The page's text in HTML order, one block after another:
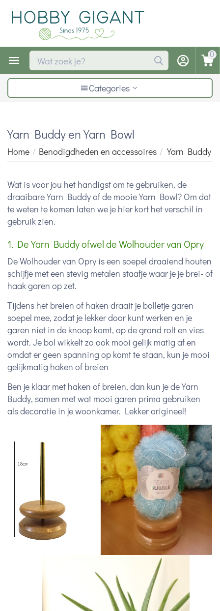
0
Categories
Yarn Buddy en Yarn Bowl
Home / Benodigdheden en accessoires / Yarn Buddy
Wat is voor jou het handigst om te gebruiken, de
draaibare Yarn Buddy of de mooie Yarn Bowl? Om dat
te weten te komen laten we je hier kort het verschil in
gebruik zien.
1. De Yarn Buddy ofwel de Wolhouder van Opry
De Wolhouder van Opry is een soepel draaiend houten
schijfje met een stevig metalen staafje waar je je brei- of
haak garen op zet.
Tijdens het breien of haken draait je bolletje garen
soepel mee, zodat je lekker door kunt werken en je
garen niet in de knoop komt, op de grond rolt en vies
wordt. Je bol wikkelt zo ook mooi gelijk matig af en
omdat er geen spanning op komt te staan, kun je mooi
gelijkmatig haken of breien
Ben je klaar met haken of breien, dan kun je de Yarn
Buddy, samen met wat mooi garen prima gebruiken
als decoratie in je woonkamer. Lekker origineel!